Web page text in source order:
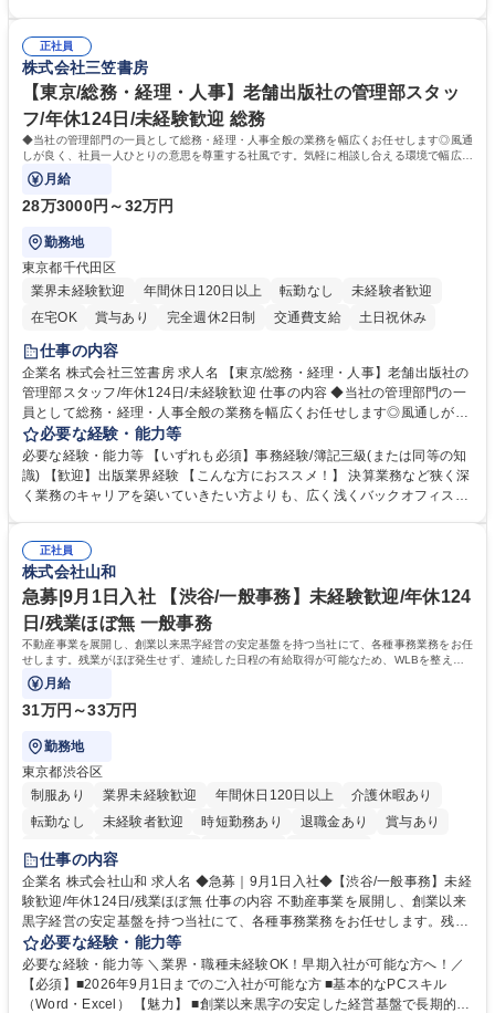
幅広い業務の体得が可能で、多様なキャリアパスを描くことも可能です。
募集職種 【総務】未経験歓迎◎/リモート可/世界で唯一の事業/福利厚生◎/
再雇用有
対処できる・新しいことに興味関心がある 【魅力】■自己啓発支援：資格
取得や通信教育など費用の80%（年間25万円まで）を補助 ■住宅手当：家
賃の50%（月額7万円まで）を補助 学歴・資格 学歴：大学院 大学 語学
力： 資格：
正社員
株式会社三笠書房
【東京/総務・経理・人事】老舗出版社の管理部スタッ
フ/年休124日/未経験歓迎 総務
◆当社の管理部門の一員として総務・経理・人事全般の業務を幅広くお任せします◎風通
しが良く、社員一人ひとりの意思を尊重する社風です。気軽に相談し合える環境で幅広い
バックオフィス業務を習得いただきます。
月給
28万3000円～32万円
勤務地
東京都千代田区
業界未経験歓迎
年間休日120日以上 転勤なし
未経験者歓迎
在宅OK
賞与あり 完全週休2日制 交通費支給 土日祝休み
仕事の内容
企業名 株式会社三笠書房 求人名 【東京/総務・経理・人事】老舗出版社の
管理部スタッフ/年休124日/未経験歓迎 仕事の内容 ◆当社の管理部門の一
員として総務・経理・人事全般の業務を幅広くお任せします◎風通しが良
く、社員一人ひとりの意思を尊重する社風です。気軽に相談し合える環境
で幅広いバックオフィス業務を習得いただきます。 具体的には■総務：備
品補充、採用に関するスケジュール調整など■経理；経費精算、入出金管
理、提示支払業務、問い合わせ対応など。 社員とのコミュニケーションを
す。 募集職種 【東京/総務・経理・人事】老舗出版社の管理部スタッフ/年
休124日/未経験歓迎
必要な経験・能力等
必要な経験・能力等 【いずれも必須】事務経験/簿記三級(または同等の知
識) 【歓迎】出版業界経験 【こんな方におススメ！】 決算業務など狭く深
く業務のキャリアを築いていきたい方よりも、広く浅くバックオフィスの
正社員
株式会社山和
急募|9月1日入社 【渋谷/一般事務】未経験歓迎/年休124
日/残業ほぼ無 一般事務
不動産事業を展開し、創業以来黒字経営の安定基盤を持つ当社にて、各種事務業務をお任
せします。残業がほぼ発生せず、連続した日程の有給取得が可能なため、WLBを整えた
い方にお勧めの環境です！
月給
31万円～33万円
勤務地
東京都渋谷区
制服あり
業界未経験歓迎 年間休日120日以上
介護休暇あり
転勤なし
未経験者歓迎 時短勤務あり 退職金あり
賞与あり
育休あり
完全週休2日制
仕事の内容
企業名 株式会社山和 求人名 ◆急募｜9月1日入社◆【渋谷/一般事務】未経
験歓迎/年休124日/残業ほぼ無 仕事の内容 不動産事業を展開し、創業以来
黒字経営の安定基盤を持つ当社にて、各種事務業務をお任せします。残業
がほぼ発生せず、連続した日程の有給取得が可能なため、WLBを整えたい
方にお勧めの環境です！ 入社後はOJTを通じて丁寧に研修を行いますの
で、事務未経験の方でも安心して臨むことができます。 【業務詳細】■電
話・来客対応 ■物件の鍵や社内の備品管理 ■データ入力や書類作成 ■契約
必要な経験・能力等
必要な経験・能力等 ＼業界・職種未経験OK！早期入社が可能な方へ！／
【必須】■2026年9月1日までのご入社が可能な方 ■基本的なPCスキル
（Word・Excel） 【魅力】 ■創業以来黒字の安定した経営基盤で長期的に